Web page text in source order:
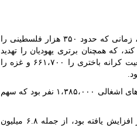
از زمان تسلط صهیونیست‌ها بر کرانه باختری و غزه در سال ۱۹۶۷، زمانی که حدود ۳۵۰ هزار فلسطینی را
که همچنان برتری یهودیان را تهدید
می‌کند. پس از اخراج، در سپتامبر ۱۹۶۷، سرشماری اسرائیل جمعیت کرانه باختری را ۶۶۱،۷۰۰ و غزه را
این بدان معنا بود که کل جمعیت فلسطینیان در اسرائیل و سرزمین‌های اشغالی ۱،۳۸۵،۰۰۰ نفر بود که سهم
تا سال ۲۰۲۰، جمعیت اراضی اشغالی فلسطین به ۹.۲ میلیون نفر افزایش یافته بود، از جمله ۶.۸ میلیون